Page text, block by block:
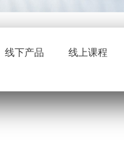
线下产品
线上课程